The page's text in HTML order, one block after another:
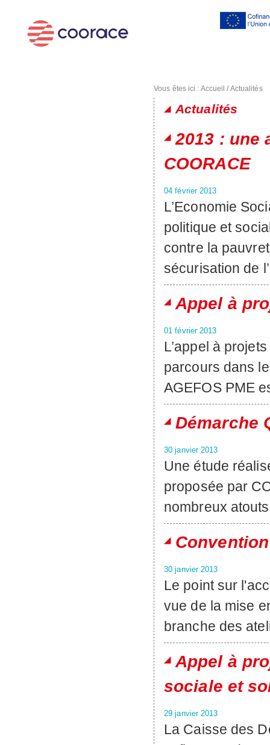
Vous êtes ici : Accueil /Actualités
Actualités
2013 : une
COORACE
04 février 2013
L’Economie
politique et
contre la
sécurisation de
Appel à
01 février 2013
L’appel à
parcours dans
AGEFOS PME
Démarche
30 janvier 2013
Une étude
proposée par
nombreux
30 janvier 2013
Le point sur
vue de la mise
branche des
Appel à
sociale et
29 janvier 2013
La Caisse des
Pages